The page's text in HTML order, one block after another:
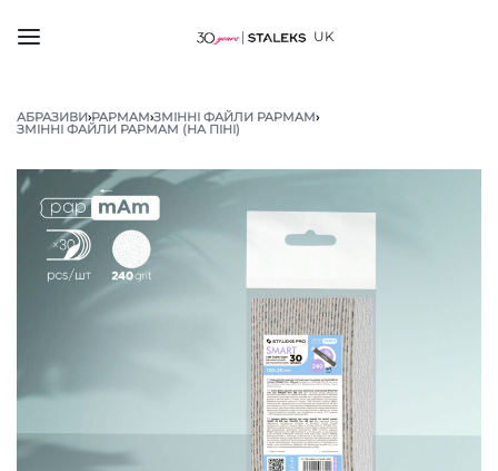
UK
АБРАЗИВИ›PAPMAM›ЗМІННІ ФАЙЛИ PAPMAM›
ЗМІННІ ФАЙЛИ PAPMAM (НА ПІНІ)